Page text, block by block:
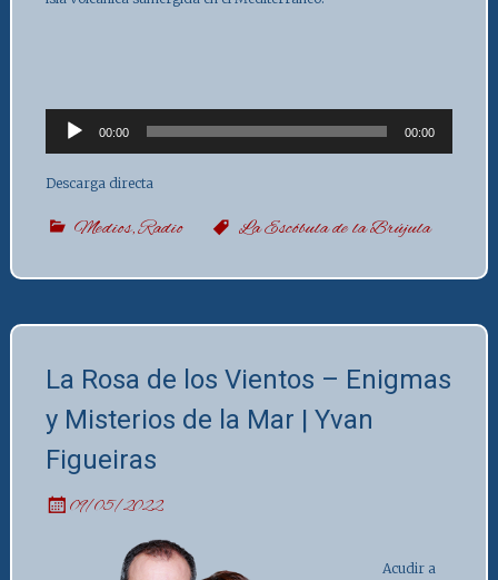
Player
00:00 00:00
Descarga directa
Medios,Radio La Escóbula de la Brújula
La Rosa de los Vientos – Enigmas
y Misterios de la Mar | Yvan
Figueiras
09/05/2022
Acudir a